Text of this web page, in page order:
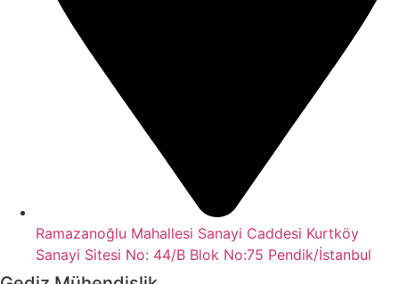
Ramazanoğlu Mahallesi Sanayi Caddesi Kurtköy
Sanayi Sitesi No: 44/B Blok No:75 Pendik/İstanbul